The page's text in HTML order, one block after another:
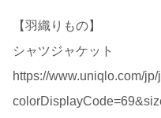
【羽織りもの】
シャツジャケット
https://www.uniqlo.com/